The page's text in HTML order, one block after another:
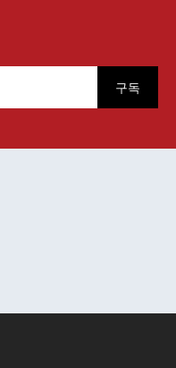
구독